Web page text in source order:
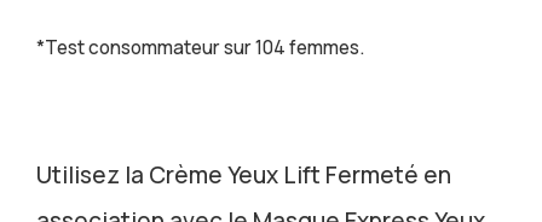
*Test consommateur sur 104 femmes.
Utilisez la Crème Yeux Lift Fermeté en